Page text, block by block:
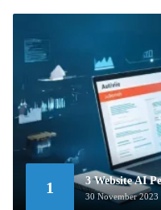
1 3 Website AI
30 November 2023